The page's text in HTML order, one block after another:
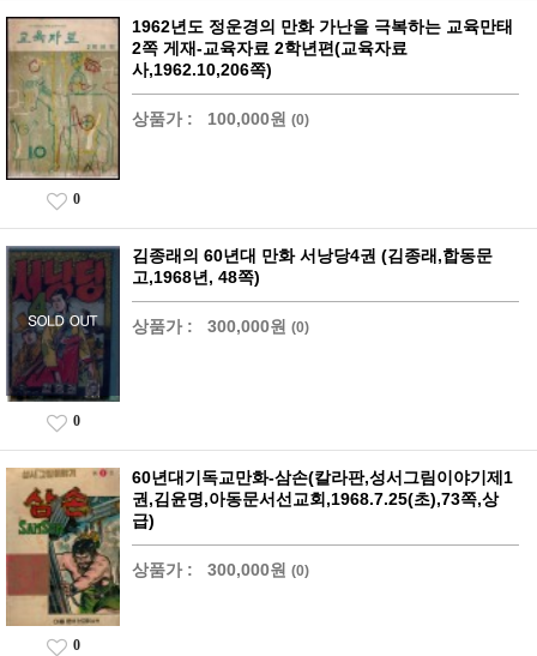
1962년도 정운경의 만화 가난을 극복하는 교육만태
2쪽 게재-교육자료 2학년편(교육자료
사,1962.10,206쪽)
상품가 : 100,000원 (0)
0
김종래의 60년대 만화 서낭당4권 (김종래,합동문
고,1968년, 48쪽)
상품가 : 300,000원 (0)
0
60년대기독교만화-삼손(칼라판,성서그림이야기제1
권,김윤명,아동문서선교회,1968.7.25(초),73쪽,상
급)
상품가 : 300,000원 (0)
0